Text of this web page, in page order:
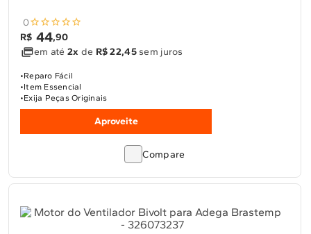
0
R$ 44,90
em até 2x de R$ 22,45sem juros
Reparo Fácil
Item Essencial
Exija Peças Originais
Aproveite
Compare